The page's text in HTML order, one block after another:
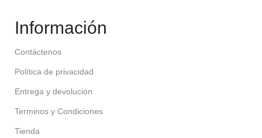
Información
Contáctenos
Política de privacidad
Entrega y devolución
Terminos y Condiciones
Tienda